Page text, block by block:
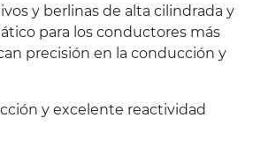
y berlinas de alta cilindrada y
para los conductores más
precisión en la conducción y
y excelente reactividad